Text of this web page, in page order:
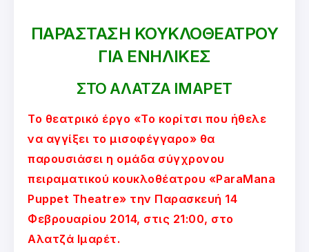
ΠΑΡΑΣΤΑΣΗ ΚΟΥΚΛΟΘΕΑΤΡΟΥ
ΓΙΑ ΕΝΗΛΙΚΕΣ
ΣΤΟ ΑΛΑΤΖΑ ΙΜΑΡΕΤ
Το θεατρικό έργο «Το κορίτσι που ήθελε
να αγγίξει το μισοφέγγαρο» θα
παρουσιάσει η ομάδα σύγχρονου
πειραματικού κουκλοθέατρου «ParaMana
Puppet Theatre» την Παρασκευή 14
Φεβρουαρίου 2014, στις 21:00, στο
Αλατζά Ιμαρέτ.